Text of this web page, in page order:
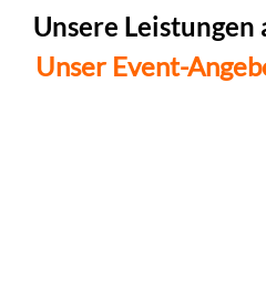
Unsere
Unser Event-